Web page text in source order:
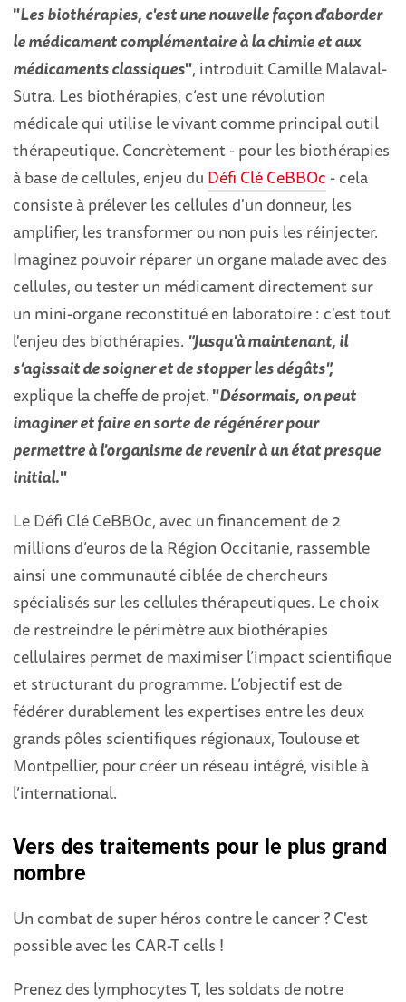
"Les biothérapies, c'est une nouvelle façon d'aborder
le médicament complémentaire à la chimie et aux
médicaments classiques", introduit Camille Malaval-
Sutra. Les biothérapies, c’est une révolution
médicale qui utilise le vivant comme principal outil
thérapeutique. Concrètement - pour les biothérapies
à base de cellules, enjeu du Défi Clé CeBBOc- cela
consiste à prélever les cellules d'un donneur, les
amplifier, les transformer ou non puis les réinjecter.
Imaginez pouvoir réparer un organe malade avec des
cellules, ou tester un médicament directement sur
un mini-organe reconstitué en laboratoire : c'est tout
l'enjeu des biothérapies. "Jusqu'à maintenant, il
s’agissait de soigner et de stopper les dégâts",
explique la cheffe de projet."Désormais, on peut
imaginer et faire en sorte de régénérer pour
permettre à l'organisme de revenir à un état presque
initial."
Le Défi Clé CeBBOc, avec un financement de 2
millions d’euros de la Région Occitanie, rassemble
ainsi une communauté ciblée de chercheurs
spécialisés sur les cellules thérapeutiques. Le choix
de restreindre le périmètre aux biothérapies
cellulaires permet de maximiser l’impact scientifique
et structurant du programme. L’objectif est de
fédérer durablement les expertises entre les deux
grands pôles scientifiques régionaux, Toulouse et
Montpellier, pour créer un réseau intégré, visible à
l’international.
Vers des traitements pour le plus grand
nombre
Un combat de super héros contre le cancer ? C'est
possible avec les CAR-T cells !
Prenez des lymphocytes T, les soldats de notre